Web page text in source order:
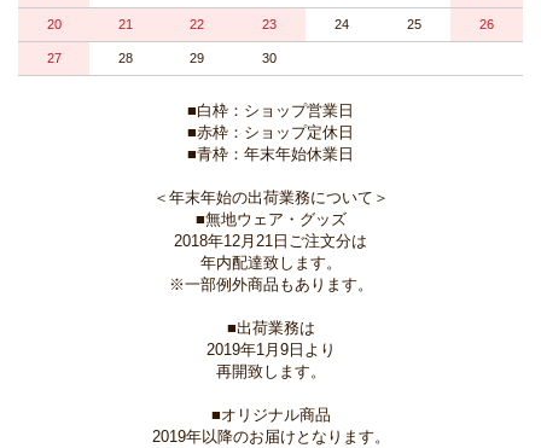
20 21 22 23 24 25 26
27 28 29 30
■白枠：ショップ営業日
■赤枠：ショップ定休日
■青枠：年末年始休業日
＜年末年始の出荷業務について＞
■無地ウェア・グッズ
2018年12月21日ご注文分は
年内配達致します。
※一部例外商品もあります。
■出荷業務は
2019年1月9日より
再開致します。
■オリジナル商品
2019年以降のお届けとなります。